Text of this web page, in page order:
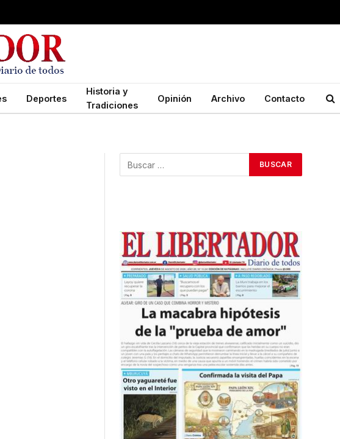
Deportes
Historia y
Tradiciones
Opinión Archivo Contacto